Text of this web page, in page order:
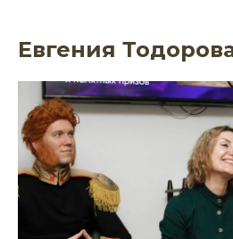
Евгения